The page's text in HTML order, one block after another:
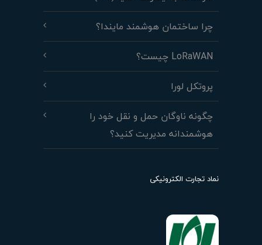
چرا ساختمان هوشمند مایندا؟
LoRaWAN چیست؟
پروتکل لورا
چگونه ناوگان حمل و نقل خود را
هوشمندانه مدیریت کنید؟
نماد تجارت الکترونیکی